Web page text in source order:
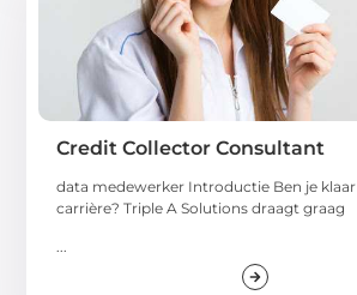
Credit Collector Consultant
data medewerker Introductie Ben je
carrière? Triple A Solutions draagt ​​graag